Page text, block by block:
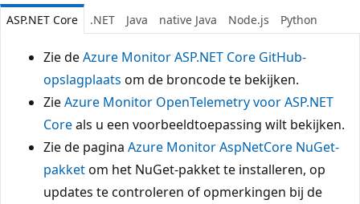
ASP.NET Core .NET Java native Java Node.js Python
Zie deAzure Monitor ASP.NET Core GitHub-
opslagplaats om de broncode te bekijken.
ZieAzure Monitor OpenTelemetry voor ASP.NET
Coreals u een voorbeeldtoepassing wilt bekijken.
Zie de pagina Azure Monitor AspNetCore NuGet-
pakketom het NuGet-pakket te installeren, op
updates te controleren of opmerkingen bij de